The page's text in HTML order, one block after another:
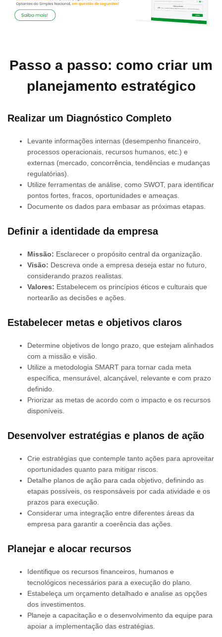
Passo a passo: como criar um
planejamento estratégico
Realizar um Diagnóstico Completo
Levante informações internas (desempenho financeiro,
processos operacionais, recursos humanos, etc.) e
externas (mercado, concorrência, tendências e mudanças
regulatórias).
Utilize ferramentas de análise, como SWOT, para identificar
pontos fortes, fracos, oportunidades e ameaças.
Documente os dados para embasar as próximas etapas.
Definir a identidade da empresa
Missão: Esclarecer o propósito central da organização.
Visão: Descreva onde a empresa deseja estar no futuro,
considerando prazos realistas.
Valores: Estabelecem os princípios éticos e culturais que
nortearão as decisões e ações.
Estabelecer metas e objetivos claros
Determine objetivos de longo prazo, que estejam alinhados
com a missão e visão.
Utilize a metodologia SMART para tornar cada meta
específica, mensurável, alcançável, relevante e com prazo
definido.
Priorizar as metas de acordo com o impacto e os recursos
disponíveis.
Desenvolver estratégias e planos de ação
Crie estratégias que contemple tanto ações para aproveitar
oportunidades quanto para mitigar riscos.
Detalhe planos de ação para cada objetivo, definindo as
etapas possíveis, os responsáveis ​​por cada atividade e os
prazos para execução.
Considerar uma integração entre diferentes áreas da
empresa para garantir a coerência das ações.
Planejar e alocar recursos
Identifique os recursos financeiros, humanos e
tecnológicos necessários para a execução do plano.
Estabeleça um orçamento detalhado e analise as opções
dos investimentos.
Planeje a capacitação e o desenvolvimento da equipe para
apoiar a implementação das estratégias.